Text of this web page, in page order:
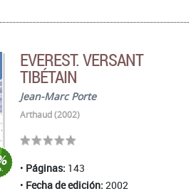
EVEREST. VERSANT
TIBÉTAIN
Jean-Marc Porte
Arthaud (2002)
Páginas: 143
Fecha de edición: 2002